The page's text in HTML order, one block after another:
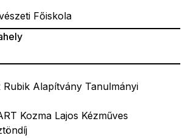
Főiskola
Alapítvány Tanulmányi
Kozma Lajos Kézműves